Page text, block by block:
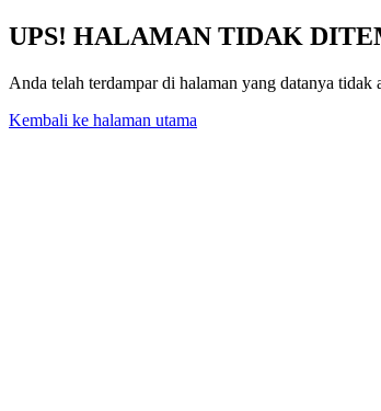
UPS! HALAMAN TIDAK
Anda telah terdampar di halaman yang datanya
Kembali ke halaman utama